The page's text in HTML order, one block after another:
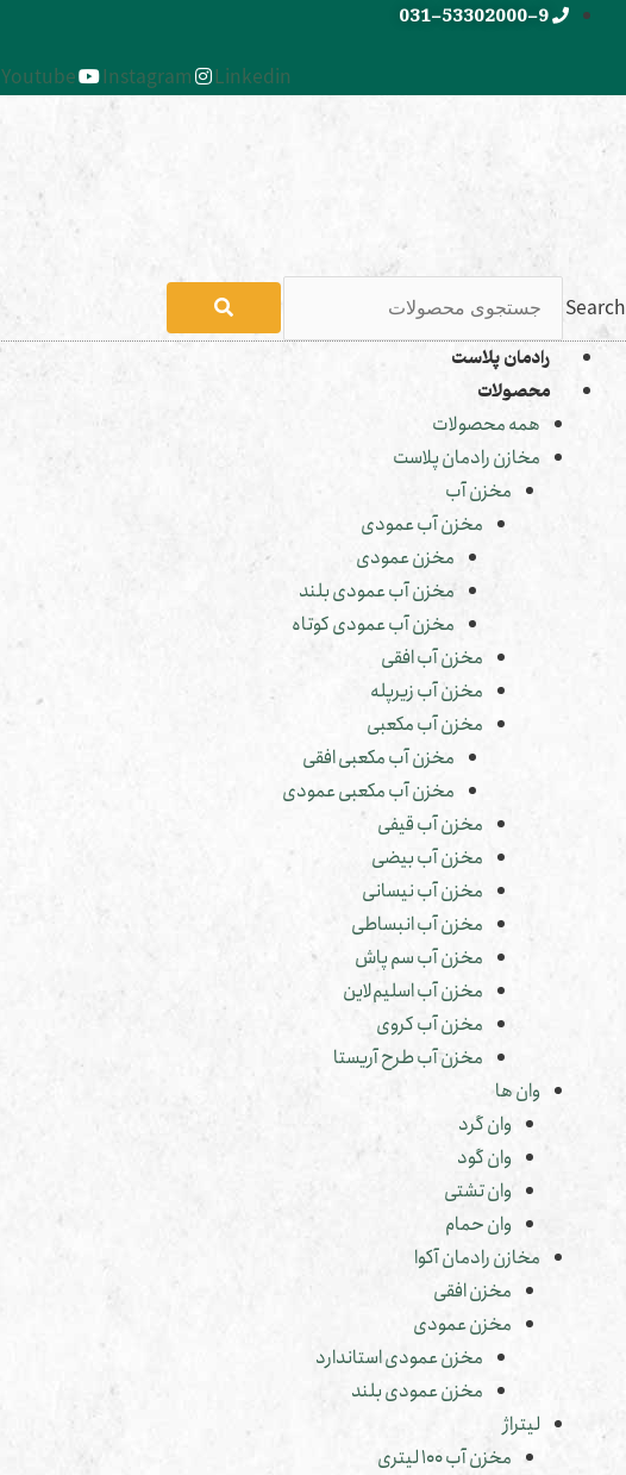
031-53302000-9
Youtube Instagram Linkedin
Search
رادمان پلاست
محصولات
همه محصولات
مخازن رادمان پلاست
مخزن آب
مخزن آب عمودی
مخزن عمودی
مخزن آب عمودی بلند
مخزن آب عمودی کوتاه
مخزن آب افقی
مخزن آب زیرپله
مخزن آب مکعبی
مخزن آب مکعبی افقی
مخزن آب مکعبی عمودی
مخزن آب قیفی
مخزن آب بیضی
مخزن آب نیسانی
مخزن آب انبساطی
مخزن آب سم پاش
مخزن آب اسلیم‌لاین
مخزن آب کروی
مخزن آب طرح آریستا
وان ها
وان گرد
وان گود
وان تشتی
وان حمام
مخازن رادمان آکوا
مخزن افقی
مخزن عمودی
مخزن عمودی استاندارد
مخزن عمودی بلند
لیتراژ
مخزن آب 100 لیتری